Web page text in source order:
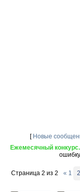
[ Новые
Ежемесячный
Страница 2 из 2 « 1 2